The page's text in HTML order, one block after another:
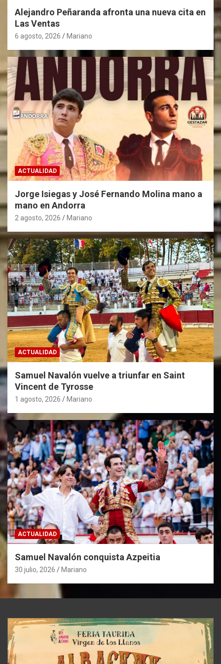
a
d
a
s
Alejandro Peñaranda afronta una nueva cita en
Las Ventas
6 agosto, 2026 Mariano
ACTUALIDAD
Jorge Isiegas y José Fernando Molina mano a
mano en Andorra
2 agosto, 2026 Mariano
ACTUALIDAD
Samuel Navalón vuelve a triunfar en Saint
Vincent de Tyrosse
1 agosto, 2026 Mariano
ACTUALIDAD
Samuel Navalón conquista Azpeitia
30 julio, 2026 Mariano